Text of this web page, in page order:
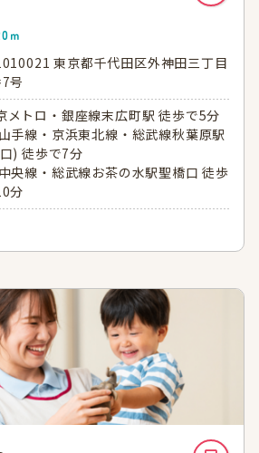
ｍ
東京都千代田区外神田三丁目
号
メトロ・銀座線末広町駅 徒歩で5分
手線・京浜東北線・総武線秋葉原駅
) 徒歩で7分
央線・総武線お茶の水駅聖橋口 徒歩
分